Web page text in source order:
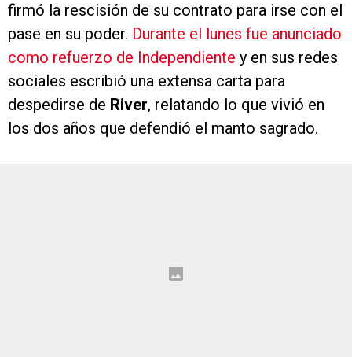
firmó la rescisión de su contrato para irse con el
pase en su poder. Durante el lunes fue anunciado
como refuerzo de Independiente y en sus redes
sociales escribió una extensa carta para
despedirse de River, relatando lo que vivió en
los dos años que defendió el manto sagrado.